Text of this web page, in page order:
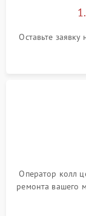
Не горит
Оставьте
Оператор колл
ремонта вашего